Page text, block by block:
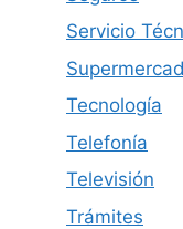
Servicio
Tecnología
Telefonía
Televisión
Trámites